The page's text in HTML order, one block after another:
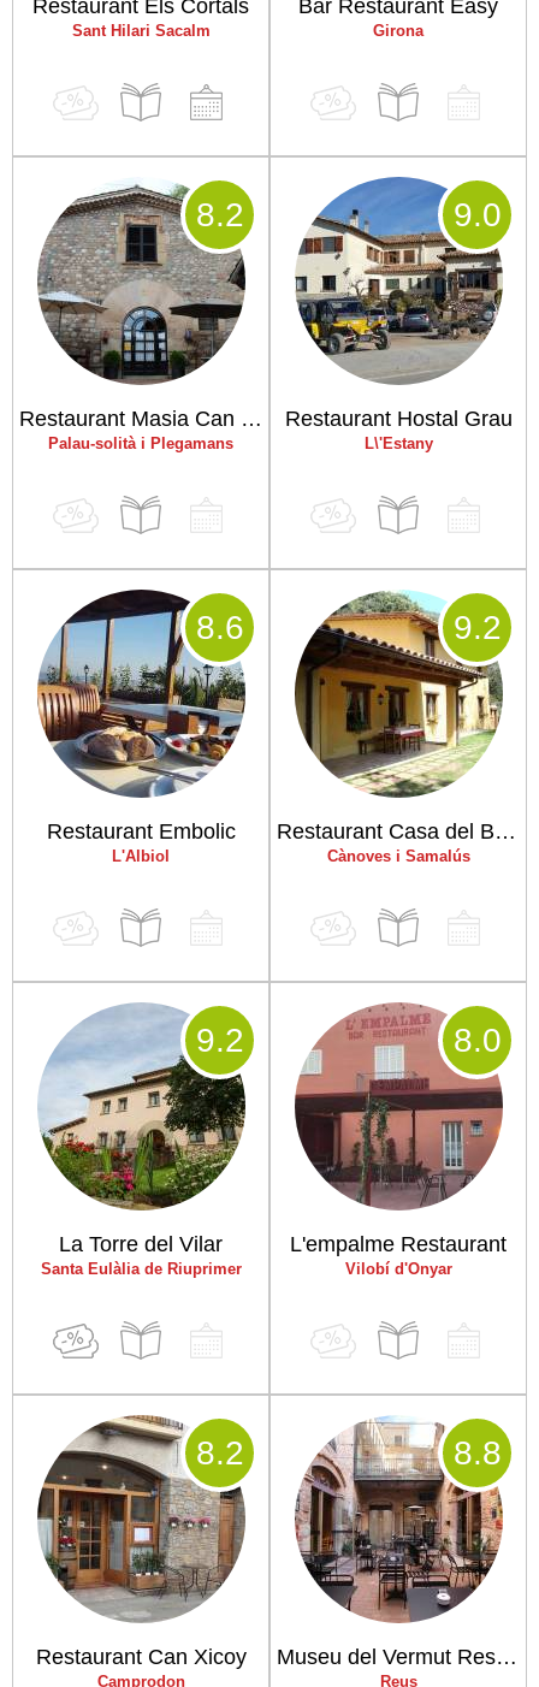
Restaurant Els Cortals
Sant Hilari Sacalm
Bar Restaurant Easy
Girona
Restaurant Masia Can Duran
Palau-solità i Plegamans
8.2
Restaurant Hostal Grau
L\'Estany
9.0
Restaurant Embolic
L'Albiol
8.6
Restaurant Casa del Bosc
Cànoves i Samalús
9.2
La Torre del Vilar
Santa Eulàlia de Riuprimer
9.2
L'empalme Restaurant
Vilobí d'Onyar
8.0
Restaurant Can Xicoy
Camprodon
8.2
Museu del Vermut Restaurant
Reus
8.8